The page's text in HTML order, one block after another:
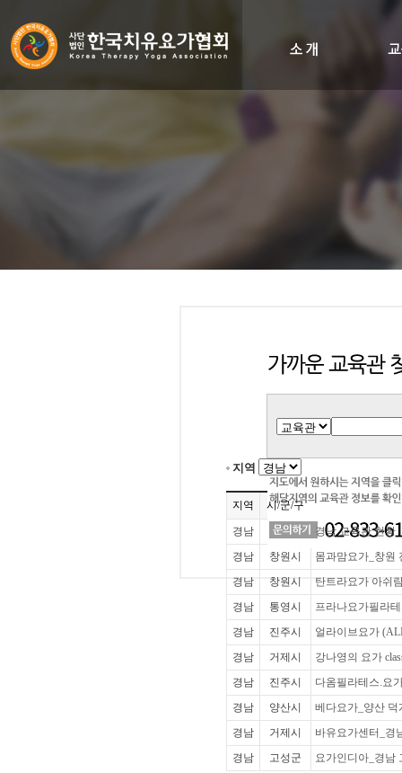
지역
지역 시/군/구
경남
경남 교육관 현황
경남
창원시
몸과맘요가_창원
경남
창원시
탄트라요가 아쉬
경남
통영시
프라나요가필라
경남
진주시
얼라이브요가
경남
거제시
강나영의 요가
경남
진주시
다옴필라테스.요
경남
양산시
베다요가_양산
경남
거제시
바유요가센터_경
경남
고성군 요가인디아_경남